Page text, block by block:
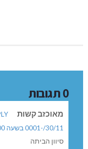
0 תגובות
מאוכזב קשות
30/11/-0001 בשעה 00:00
סיוון הביתה